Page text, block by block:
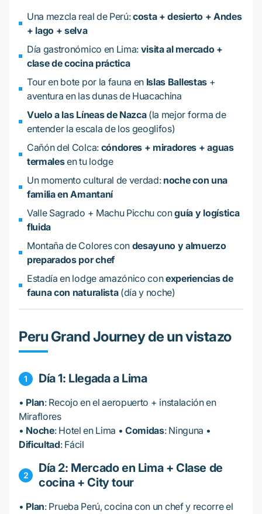
Una mezcla real de Perú:costa + desierto + Andes
+ lago + selva
Día gastronómico en Lima: visita al mercado +
clase de cocina práctica
Tour en bote por la fauna en Islas Ballestas+
aventura en las dunas de Huacachina
Vuelo a las Líneas de Nazca(la mejor forma de
entender la escala de los geoglifos)
Cañón del Colca: cóndores + miradores + aguas
termalesen tu lodge
Un momento cultural de verdad: noche con una
familia en Amantaní
Valle Sagrado + Machu Picchu conguía y logística
fluida
Montaña de Colores con desayuno y almuerzo
preparados por chef
Estadía en lodge amazónico conexperiencias de
fauna con naturalista(día y noche)
Peru Grand Journey de un vistazo
Día 1: Llegada a Lima
• Plan: Recojo en el aeropuerto + instalación en
Miraflores
• Noche: Hotel en Lima •Comidas: Ninguna •
Dificultad: Fácil
Día 2: Mercado en Lima + Clase de
cocina + City tour
• Plan: Prueba Perú, cocina con un chef y recorre el